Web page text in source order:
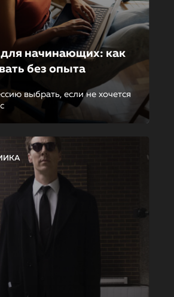
начинающих: как
без опыта
выбрать, если не хочется